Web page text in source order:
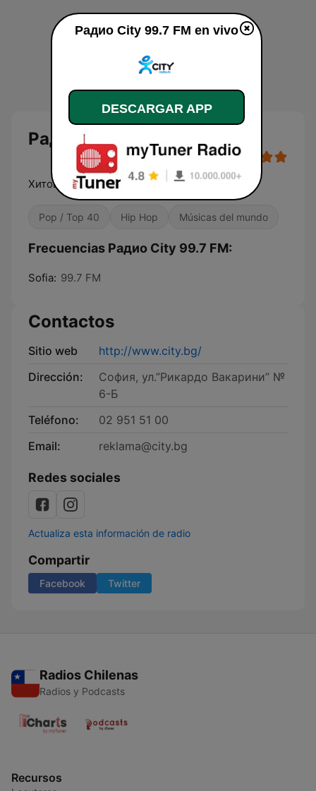
Радио City 99.7 FM
Хитове до скъсване!
Pop / Top 40 Hip Hop Músicas del mundo
Frecuencias Радио City 99.7 FM:
Sofia: 99.7 FM
Contactos
Sitio web
http://www.city.bg/
Dirección:
София, ул.”Рикардо Вакарини” №
6-Б
Teléfono:
02 951 51 00
Email:
reklama@city.bg
Redes sociales
Actualiza esta información de radio
Compartir
Facebook Twitter
Radios Chilenas
Radios y Podcasts
Recursos
Радио City 99.7 FM en vivo
DESCARGAR APP